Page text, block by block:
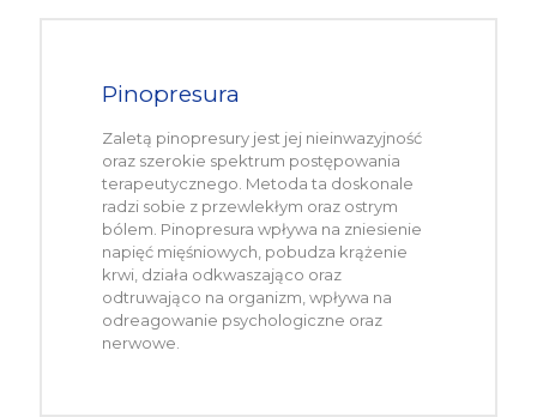
Pinopresura
Zaletą pinopresury jest jej nieinwazyjność
oraz szerokie spektrum postępowania
terapeutycznego. Metoda ta doskonale
radzi sobie z przewlekłym oraz ostrym
bólem. Pinopresura wpływa na zniesienie
napięć mięśniowych, pobudza krążenie
krwi, działa odkwaszająco oraz
odtruwająco na organizm, wpływa na
odreagowanie psychologiczne oraz
nerwowe.